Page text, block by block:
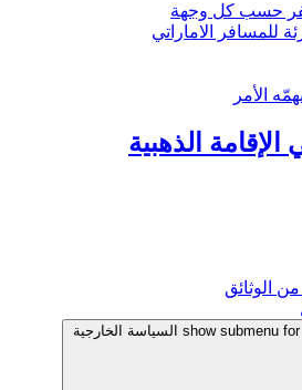
حسب كل وجهة
للمسافر الاماراتي
الأمر
الذهبية
الوثائق
show submenu for السياسة الخارجية